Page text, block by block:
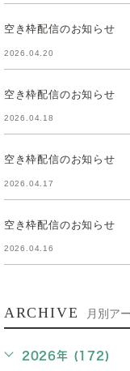
空き枠配信のお知らせ
2026.04.20
空き枠配信のお知らせ
2026.04.18
空き枠配信のお知らせ
2026.04.17
空き枠配信のお知らせ
2026.04.16
ARCHIVE 月別ア
2026年 (172)